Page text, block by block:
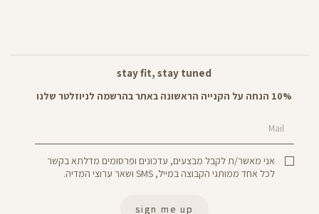
stay fit, stay tuned
10% הנחה על הקנייה הראשונה באתר בהרשמה לניוזלטר שלנו
Mail
אני מאשר/ת לקבל מבצעים, עדכונים ופרסומים מדלתא בקשר
לכל אחד ממותגי הקבוצה במייל, SMS ושאר ערוצי המדיה.
sign me up